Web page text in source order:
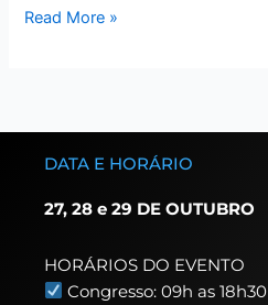
Read More »
DATA E HORÁRIO
27, 28 e 29 DE OUTUBRO
HORÁRIOS DO EVENTO
Congresso: 09h as 18h30